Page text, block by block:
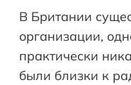
В Британии
организации,
практически
были близки к